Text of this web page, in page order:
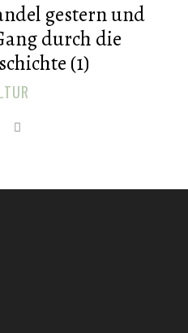
gestern und
durch die
(1)